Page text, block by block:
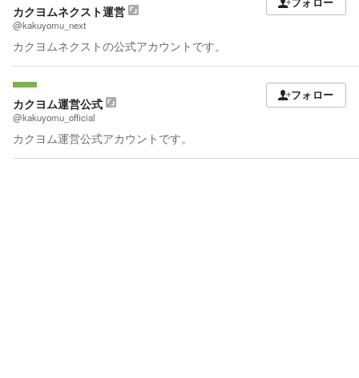
カクヨムネクスト運営
@kakuyomu_next
カクヨムネクストの公式アカウントです。
カクヨム運営公式
@kakuyomu_official
カクヨム運営公式アカウントです。
フォロー